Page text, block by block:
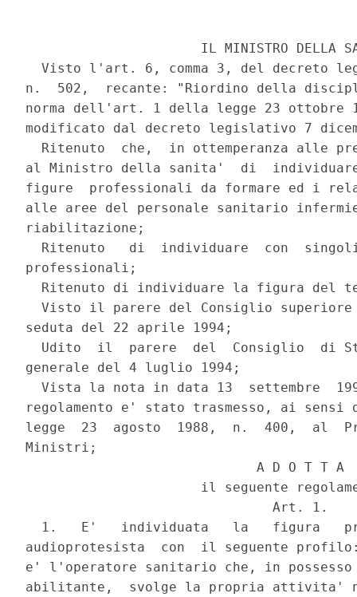
IL MINISTRO DELLA
Visto l'art. 6, comma 3, del decreto
n.  502,  recante: "Riordino della
norma dell'art. 1 della legge 23
modificato dal decreto legislativo 7
Ritenuto  che,  in ottemperanza alle
al Ministro della sanita'  di
figure  professionali da formare ed i
alle aree del personale sanitario
riabilitazione;
Ritenuto   di  individuare  con
professionali;
Ritenuto di individuare la figura del
Visto il parere del Consiglio
seduta del 22 aprile 1994;
Udito  il  parere  del  Consiglio  di
generale del 4 luglio 1994;
Vista la nota in data 13  settembre
regolamento e' stato trasmesso, ai
legge  23  agosto  1988,  n.  400,  al
Ministri;
                             A D O T T A
il seguente
                               Art. 1.
1.   E'   individuata   la   figura
audioprotesista  con  il seguente
e' l'operatore sanitario che, in
abilitante,  svolge la propria attivita'